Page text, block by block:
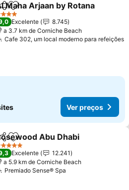
Adicionar aos favoritos
Maha Arjaan by Rotana
Excelente
8.745
a 3.7 km de Corniche Beach
Cafe 302, um local moderno para refeições
Ver preços
Adicionar aos favoritos
Abu Dhabi
Excelente
12.241
a 5.9 km de Corniche Beach
Premiado Sense® Spa